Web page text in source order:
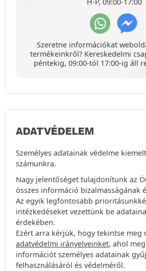
H-P, 09:00-17:00
Szeretne információkat
termékeinkről? Kereskedelmi
péntekig, 09:00-tól 17:00-ig áll
ADATVÉDELEM
Személyes adatainak védelme
számunkra.
Nagy jelentőséget tulajdonítunk az
összes információ bizalmasságának
Az egyik legfontosabb
intézkedéseket vezettünk be
érdekében.
Ezért arra kérjük, hogy tekintse meg
adatvédelmi irányelveinket, ahol
információt személyes adatainak
felhasználásáról és védelméről.